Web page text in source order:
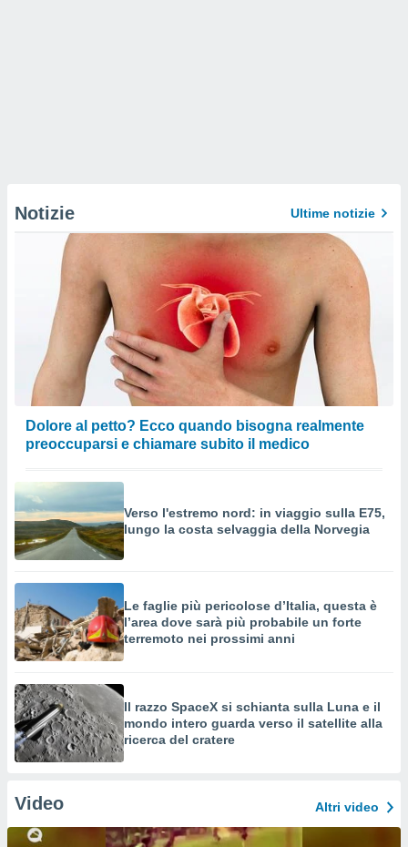
Notizie Ultime notizie
Dolore al petto? Ecco quando bisogna realmente
preoccuparsi e chiamare subito il medico
Verso l'estremo nord: in viaggio sulla E75,
lungo la costa selvaggia della Norvegia
Le faglie più pericolose d’Italia, questa è
l’area dove sarà più probabile un forte
terremoto nei prossimi anni
Il razzo SpaceX si schianta sulla Luna e il
mondo intero guarda verso il satellite alla
ricerca del cratere
Video Altri video